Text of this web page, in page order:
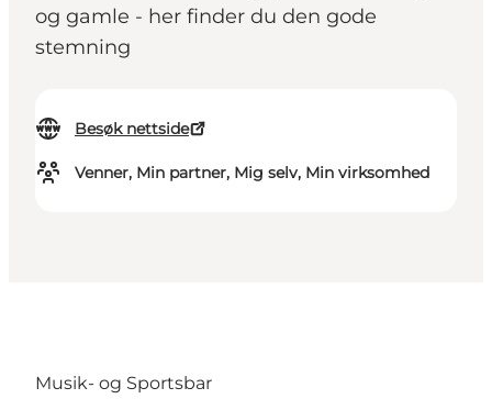
og gamle - her finder du den gode
stemning
Besøk nettside
Venner, Min partner, Mig selv, Min virksomhed
Musik- og Sportsbar